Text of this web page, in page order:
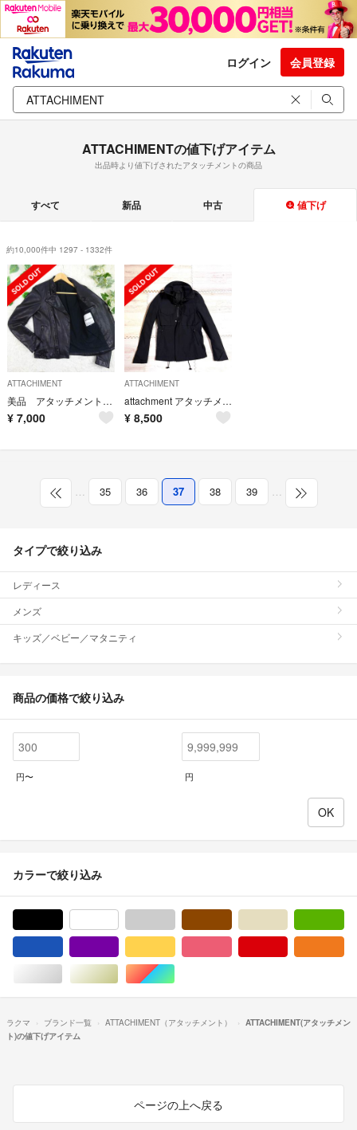
ログイン 会員登録
ATTACHIMENTの値下げアイテム
出品時より値下げされたアタッチメントの商品
すべて 新品 中古 値下げ
約10,000件中 1297 - 1332件
ATTACHIMENT
美品 アタッチメント 羊革 立ち襟 ダブルライダース レザージャケット 1 黒
¥ 7,000
ATTACHIMENT
attachment アタッチメント M65 ブルゾン ミリタリージャケット
¥ 8,500
… 35 36 37 38 39 …
タイプで絞り込み
レディース
メンズ
キッズ／ベビー／マタニティ
商品の価格で絞り込み
円〜 円
カラーで絞り込み
シルバー/銀色系ゴールド/金色系マルチカラー
ラクマ ブランド一覧 ATTACHIMENT（アタッチメント）
ATTACHIMENT(アタッチメン
ト)の値下げアイテム
ページの上へ戻る